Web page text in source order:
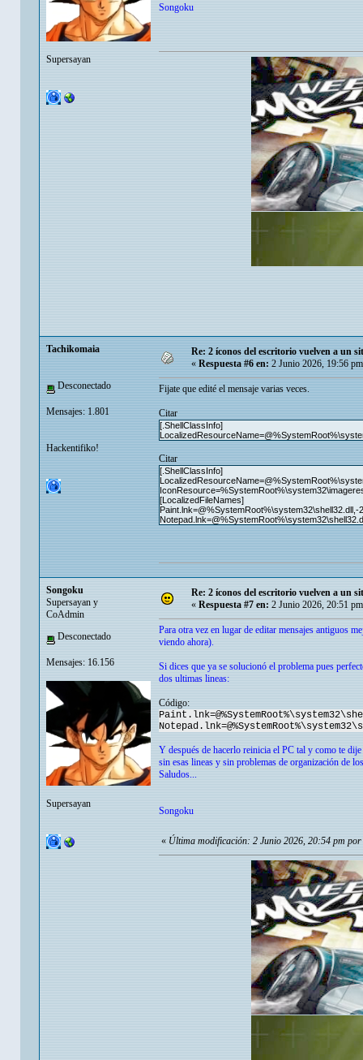
Supersayan
Songoku
Tachikomaia
Desconectado
Mensajes: 1.801
Hackentifiko!
Re: 2 íconos del escritorio vuelven a un
«Respuesta #6 en:2 Junio 2026, 19:56
Fijate que edité el mensaje varias veces.
Citar
[.ShellClassInfo]
Citar
[.ShellClassInfo]
[LocalizedFileNames]
Paint.lnk=@%SystemRoot%\system32\shell32.dll,-
Songoku
Supersayan y
CoAdmin
Desconectado
Mensajes: 16.156
Supersayan
Re: 2 íconos del escritorio vuelven a un
« Respuesta #7 en: 2 Junio 2026, 20:51
Para otra vez en lugar de editar mensajes antiguos
viendo ahora).
Si dices que ya se solucionó el problema pues
dos ultimas lineas:
Código:
Y después de hacerlo reinicia el PC tal y como te
sin esas lineas y sin problemas de organización de
Saludos...
Songoku
« Última modificación: 2 Junio 2026, 20:54 pm por